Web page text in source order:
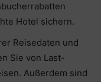
Hotel sichern.
Reisedaten und
Sie von Last-
Außerdem sind